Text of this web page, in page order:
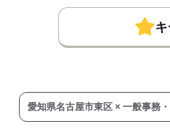
紹介された方 ：20000円
・社会保険あり
・研修あり
・産休/育休あり
キ
愛知県名古屋市東区 × 一般事務